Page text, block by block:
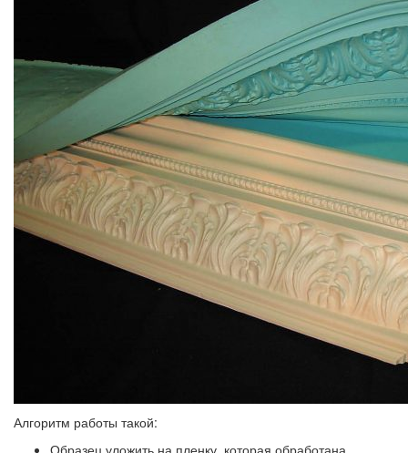
Алгоритм работы такой:
Образец уложить на пленку, которая обработана